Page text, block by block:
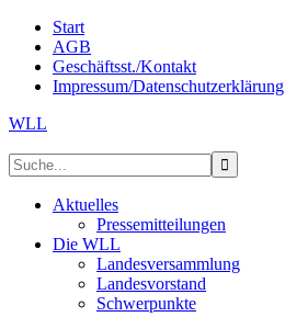
Start
AGB
Geschäftsst./Kontakt
Impressum/Datenschutzerklärung
WLL
Aktuelles
Pressemitteilungen
Die WLL
Landesversammlung
Landesvorstand
Schwerpunkte